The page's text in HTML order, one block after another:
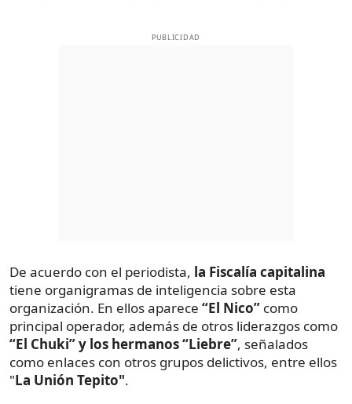
PUBLICIDAD
De acuerdo con el periodista, la Fiscalía capitalina
tiene organigramas de inteligencia sobre esta
organización. En ellos aparece “El Nico” como
principal operador, además de otros liderazgos como
“El Chuki” y los hermanos “Liebre”, señalados
como enlaces con otros grupos delictivos, entre ellos
"La Unión Tepito".